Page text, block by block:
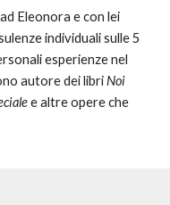
Eleonora e con lei
individuali sulle 5
esperienze nel
autore deilibri Noi
e altre opere che